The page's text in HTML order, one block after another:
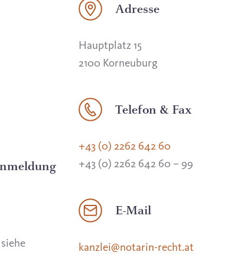
Adresse
Hauptplatz 15
2100 Korneuburg
Telefon & Fax
+43 (0) 2262 642 60
+43 (0) 2262 642 60 – 99
E-Mail
kanzlei@notarin-recht.at